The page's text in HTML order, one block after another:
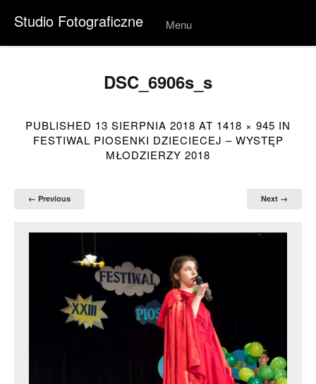
Studio Fotograficzne Menu
Skip to
DSC_6906s_s
PUBLISHED 13 SIERPNIA 2018 AT 1418 × 945 IN
FESTIWAL PIOSENKI DZIECIECEJ – WYSTĘP
MŁODZIERZY 2018
← Previous Next →